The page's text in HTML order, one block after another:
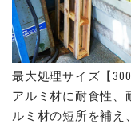
最大処理サイズ【300
アルミ材に耐食性、
ルミ材の短所を補え